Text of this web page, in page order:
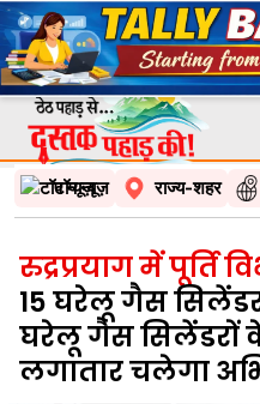
टॉप न्यूज़ राज्य-शहर
रुद्रप्रयाग में पूर्ति
15 घरेलू गैस
घरेलू गैस सिलेंडरों
लगातार चलेगा